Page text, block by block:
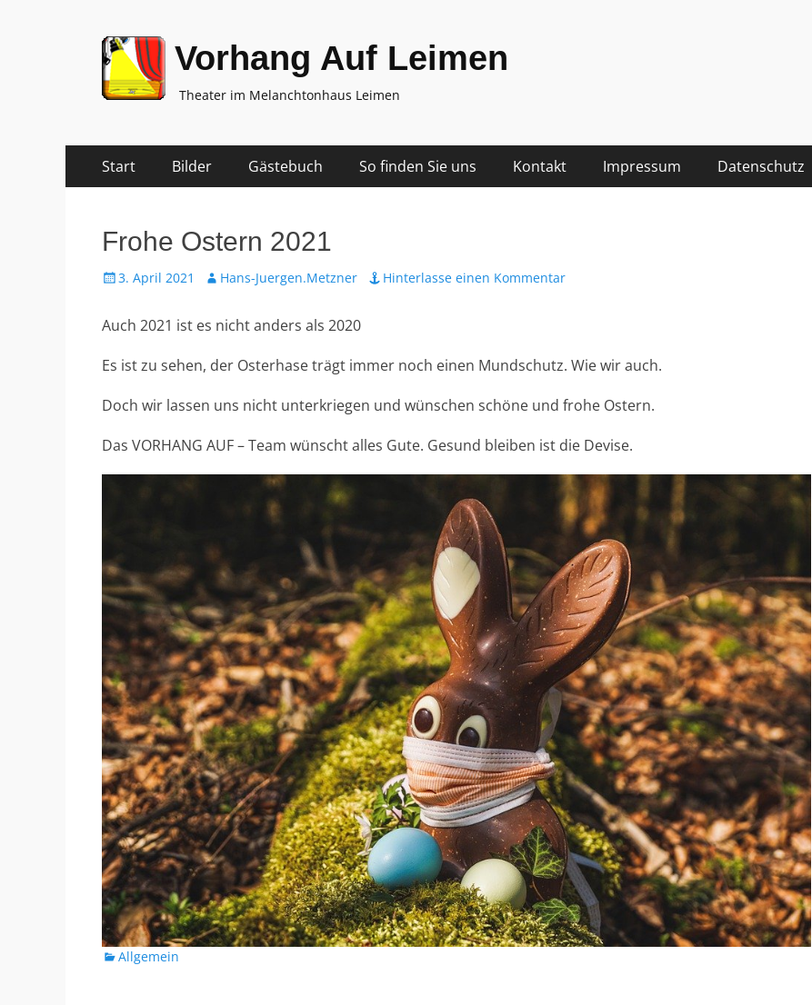
Vorhang Auf Leimen
Theater im Melanchtonhaus Leimen
Primäres
Menü
Inhalt
Start Bilder Gästebuch So finden Sie uns Kontakt Impressum Datenschutz
Frohe Ostern 2021
Veröffentlicht
3. April 2021 AutorHans-Juergen.Metzner Hinterlasse einen Kommentar
Auch 2021 ist es nicht anders als 2020
Es ist zu sehen, der Osterhase trägt immer noch einen Mundschutz. Wie wir auch.
Doch wir lassen uns nicht unterkriegen und wünschen schöne und frohe Ostern.
Das VORHANG AUF – Team wünscht alles Gute. Gesund bleiben ist die Devise.
Kategorien
Allgemein